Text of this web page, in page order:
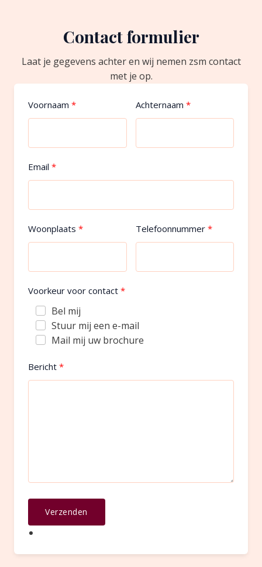
Contact formulier
Laat je gegevens achter en wij nemen zsm contact
met je op.
Voornaam Achternaam
Email
Woonplaats Telefoonnummer
Voorkeur voor contact
Bel mij
Stuur mij een e-mail
Mail mij uw brochure
Bericht
Verzenden